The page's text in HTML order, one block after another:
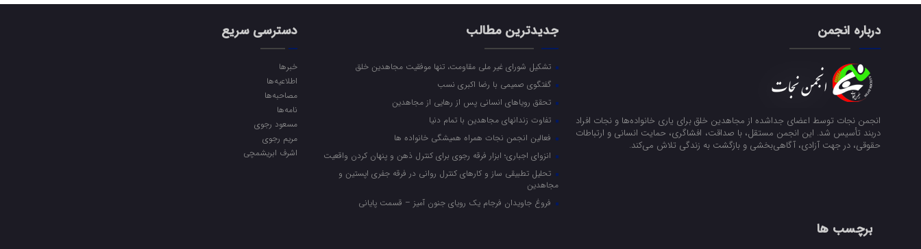
درباره انجمن
انجمن نجات توسط اعضای جداشده از مجاهدین خلق برای یاری خانواده‌ها و نجات افراد
دربند تأسیس شد. این انجمن مستقل، با صداقت، افشاگری، حمایت انسانی و ارتباطات
حقوقی، در جهت آزادی، آگاهی‌بخشی و بازگشت به زندگی تلاش می‌کند.
جدیدترین مطالب
تشکیل شورای غیر ملی مقاومت، تنها موفقیت مجاهدین خلق
گفتگوی صمیمی با رضا اکبری نسب
تحقق رویاهای انسانی پس از رهایی از مجاهدین
تفاوت زندانهای مجاهدین با تمام دنیا
فعالین انجمن نجات همراه همیشگی خانواده ها
انزوای اجباری؛ ابزار فرقه رجوی برای کنترل ذهن و پنهان کردن واقعیت
تحلیل تطبیقی ساز و کارهای کنترل روانی در فرقه جفری اپستین و
مجاهدین
فروغ جاویدان فرجام یک رویای جنون آمیز – قسمت پایانی
دسترسی سریع
خبرها
اطلاعیه‌ها
مصاحبه‌ها
نامه‌ها
مسعود رجوی
مریم رجوی
اشرف ابریشمچی
برچسب ها